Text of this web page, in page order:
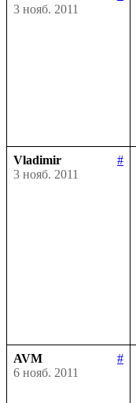
3 нояб. 2011
Vladimir
#
3 нояб. 2011
AVM
#
6 нояб. 2011